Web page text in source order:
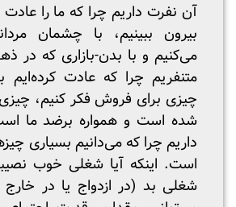
آن نفرت داریم چرا که ما را عادت
بیرون ببینیم، با چشمان
می‌کنیم و با بدن-بازاری که در
متنفریم چرا که عادت
چیزی برای فروش فکر کنیم، چیزی
شده است و همواره برضد ما
داریم چرا که می‌دانیم بسیاری
است. اینکه آیا شغلی خوب
شغلی بد (در ازدواج یا در خارج